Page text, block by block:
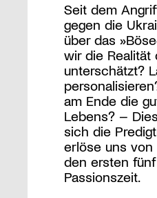
Seit dem
gegen die
über das
wir die Realität
unterschätzt?
am Ende die
Lebens? –
sich die
erlöse uns von
den ersten
Passionszeit.